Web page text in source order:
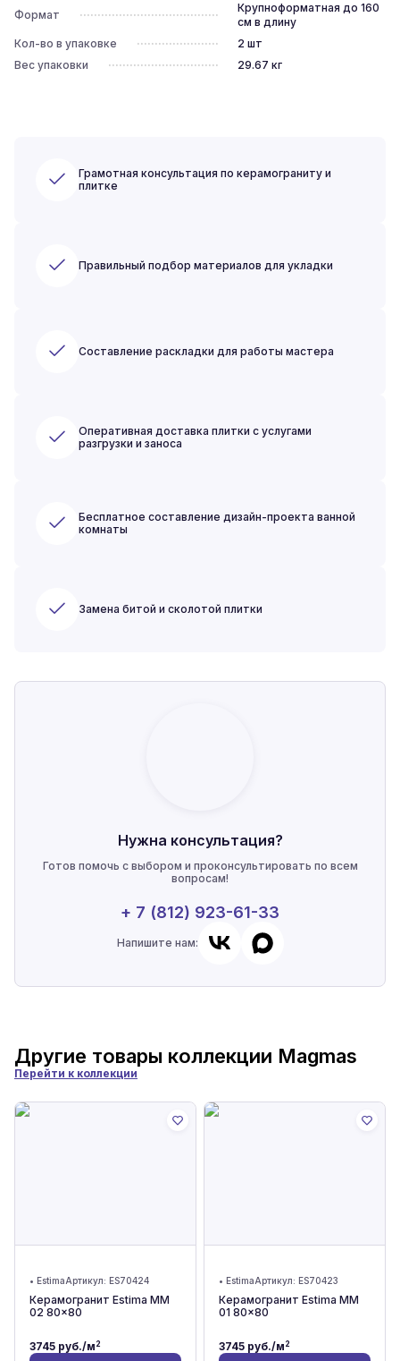
Формат
Крупноформатная до 160
см в длину
Кол-во в упаковке
2 шт
Вес упаковки
29.67 кг
Грамотная консультация по керамограниту и
плитке
Правильный подбор материалов для укладки
Составление раскладки для работы мастера
Оперативная доставка плитки с услугами
разгрузки и заноса
Бесплатное составление дизайн-проекта ванной
комнаты
Замена битой и сколотой плитки
Нужна консультация?
Готов помочь с выбором и проконсультировать по всем
вопросам!
+ 7 (812) 923-61-33
Напишите нам:
Другие товары коллекции Magmas
Перейти к коллекции
• EstimaАртикул: ES70424
Керамогранит Estima MM
02 80x80
3745 руб./м2
• EstimaАртикул: ES70423
Керамогранит Estima MM
01 80x80
3745 руб./м2